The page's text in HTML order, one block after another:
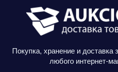
Покупка, хранение и доставка
любого интернет-